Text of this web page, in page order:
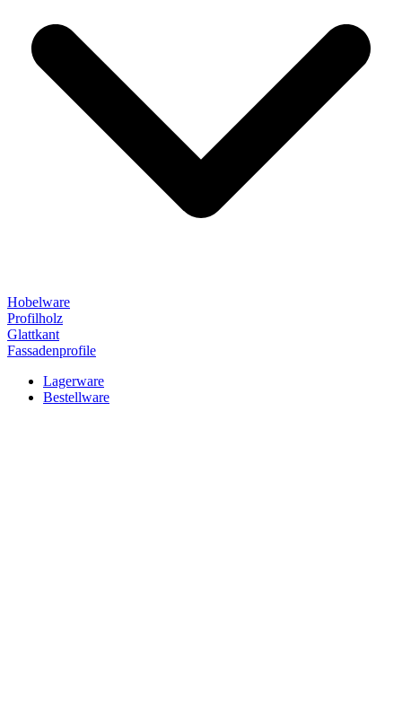
Hobelware
Profilholz
Glattkant
Fassadenprofile
Lagerware
Bestellware